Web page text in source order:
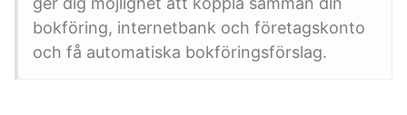
bokföring, internetbank och företagskonto
och få automatiska bokföringsförslag.